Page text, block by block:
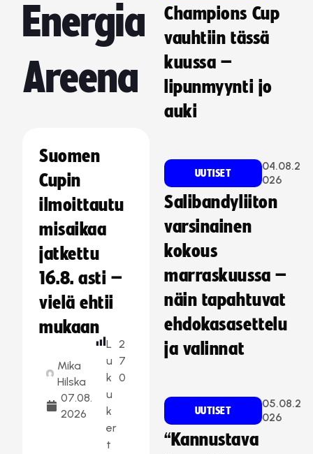
Energia
Areena
Suomen
Cupin
ilmoittautu
misaikaa
jatkettu
16.8. asti –
vielä ehtii
mukaan
Mika
Hilska
07.08.
2026
L
u
k
u
k
er
t
2
7
0
Champions Cup
vauhtiin tässä
kuussa –
lipunmyynti jo
auki
UUTISET
04.08.2
026
Salibandyliiton
varsinainen
kokous
marraskuussa –
näin tapahtuvat
ehdokasasettelu
ja valinnat
UUTISET
05.08.2
026
“Kannustava